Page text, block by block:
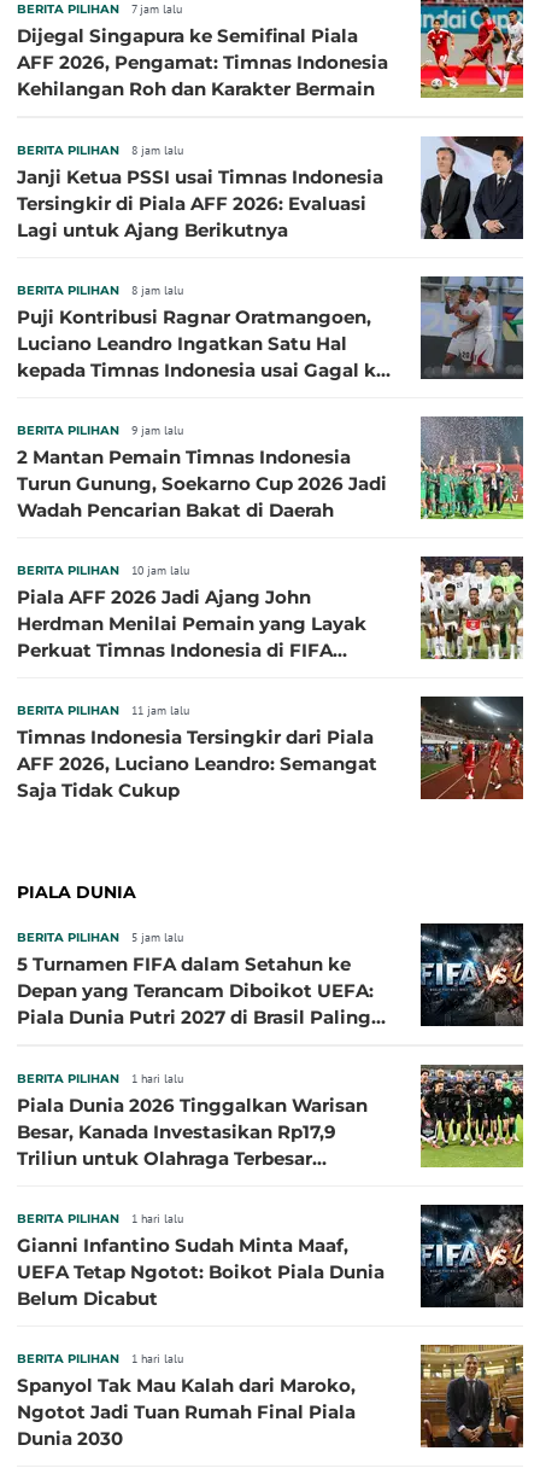
BERITA PILIHAN 7 jam lalu
Dijegal Singapura ke Semifinal Piala
AFF 2026, Pengamat: Timnas Indonesia
Kehilangan Roh dan Karakter Bermain
BERITA PILIHAN 8 jam lalu
Janji Ketua PSSI usai Timnas Indonesia
Tersingkir di Piala AFF 2026: Evaluasi
Lagi untuk Ajang Berikutnya
BERITA PILIHAN 8 jam lalu
Puji Kontribusi Ragnar Oratmangoen,
Luciano Leandro Ingatkan Satu Hal
kepada Timnas Indonesia usai Gagal ke
BERITA PILIHAN 9 jam lalu
2 Mantan Pemain Timnas Indonesia
Turun Gunung, Soekarno Cup 2026 Jadi
Wadah Pencarian Bakat di Daerah
BERITA PILIHAN 10 jam lalu
Piala AFF 2026 Jadi Ajang John
Herdman Menilai Pemain yang Layak
Perkuat Timnas Indonesia di FIFA
BERITA PILIHAN 11 jam lalu
Timnas Indonesia Tersingkir dari Piala
AFF 2026, Luciano Leandro: Semangat
Saja Tidak Cukup
PIALA DUNIA
BERITA PILIHAN 5 jam lalu
5 Turnamen FIFA dalam Setahun ke
Depan yang Terancam Diboikot UEFA:
Piala Dunia Putri 2027 di Brasil Paling
BERITA PILIHAN 1 hari lalu
Piala Dunia 2026 Tinggalkan Warisan
Besar, Kanada Investasikan Rp17,9
Triliun untuk Olahraga Terbesar
BERITA PILIHAN 1 hari lalu
Gianni Infantino Sudah Minta Maaf,
UEFA Tetap Ngotot: Boikot Piala Dunia
Belum Dicabut
BERITA PILIHAN 1 hari lalu
Spanyol Tak Mau Kalah dari Maroko,
Ngotot Jadi Tuan Rumah Final Piala
Dunia 2030